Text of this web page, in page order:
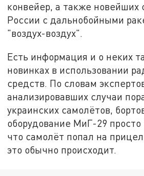
конвейер, а также новейших
России с дальнобойными
"воздух-воздух".
Есть информация и о неких
новинках в использовании
средств. По словам
анализировавших случаи
украинских самолётов,
оборудование МиГ-29 просто
что самолёт попал на
это обычно происходит.